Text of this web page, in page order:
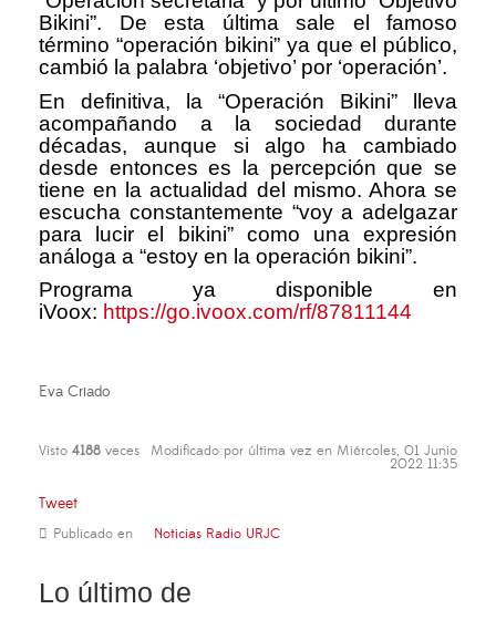
Bikini”. De esta última sale el famoso
término “operación bikini” ya que el público,
cambió la palabra ‘objetivo’ por ‘operación’.
En definitiva, la “Operación Bikini” lleva
acompañando a la sociedad durante
décadas, aunque si algo ha cambiado
desde entonces es la percepción que se
tiene en la actualidad del mismo. Ahora se
escucha constantemente “voy a adelgazar
para lucir el bikini” como una expresión
análoga a “estoy en la operación bikini”.
Programa ya disponible en
iVoox: https://go.ivoox.com/rf/87811144
Eva Criado
Visto 4188 veces Modificado por última vez en Miércoles, 01 Junio
2022 11:35
Tweet
Publicado en Noticias Radio URJC
Lo último de